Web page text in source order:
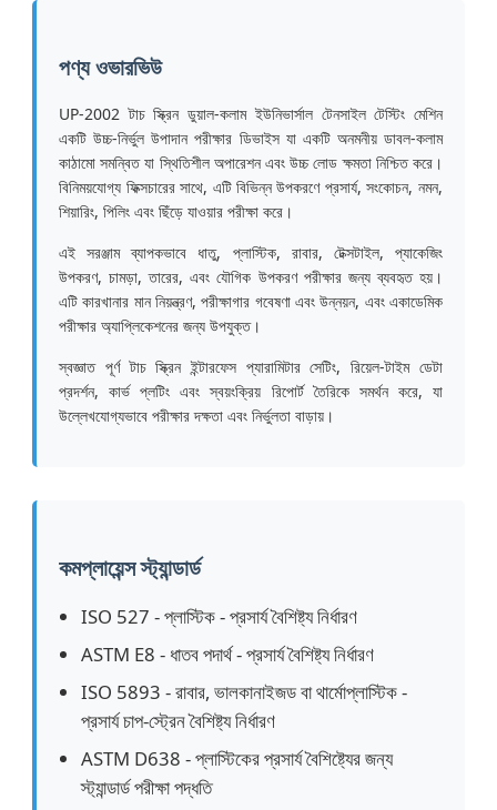
বাড়ি
আমাদের সম্পর্কে
কারখানা ভ্রমণ
উদ্ধৃতির জন্য আবেদন
ল্যাব টেস্টিং ইকুইপমেন্ট
এনভায়রনমেন্টাল টেস্ট চেম্বার
ইউনিভার্সাল টেস্টিং মেশিন
পণ্য ওভারভিউ
UP-2002 টাচ স্ক্রিন ডুয়াল-কলাম ইউনিভার্সাল টেনসাইল টেস্টিং মেশিন
একটি উচ্চ-নির্ভুল উপাদান পরীক্ষার ডিভাইস যা একটি অনমনীয় ডাবল-কলাম
কাঠামো সমন্বিত যা স্থিতিশীল অপারেশন এবং উচ্চ লোড ক্ষমতা নিশ্চিত করে।
বিনিময়যোগ্য ফিক্সচারের সাথে, এটি বিভিন্ন উপকরণে প্রসার্য, সংকোচন, নমন,
শিয়ারিং, পিলিং এবং ছিঁড়ে যাওয়ার পরীক্ষা করে।
এই সরঞ্জাম ব্যাপকভাবে ধাতু, প্লাস্টিক, রাবার, টেক্সটাইল, প্যাকেজিং
উপকরণ, চামড়া, তারের, এবং যৌগিক উপকরণ পরীক্ষার জন্য ব্যবহৃত হয়।
এটি কারখানার মান নিয়ন্ত্রণ, পরীক্ষাগার গবেষণা এবং উন্নয়ন, এবং একাডেমিক
পরীক্ষার অ্যাপ্লিকেশনের জন্য উপযুক্ত।
স্বজ্ঞাত পূর্ণ টাচ স্ক্রিন ইন্টারফেস প্যারামিটার সেটিং, রিয়েল-টাইম ডেটা
প্রদর্শন, কার্ভ প্লটিং এবং স্বয়ংক্রিয় রিপোর্ট তৈরিকে সমর্থন করে, যা
উল্লেখযোগ্যভাবে পরীক্ষার দক্ষতা এবং নির্ভুলতা বাড়ায়।
কমপ্লায়েন্স স্ট্যান্ডার্ড
ISO 527 - প্লাস্টিক - প্রসার্য বৈশিষ্ট্য নির্ধারণ
ASTM E8 - ধাতব পদার্থ - প্রসার্য বৈশিষ্ট্য নির্ধারণ
ISO 5893 - রাবার, ভালকানাইজড বা থার্মোপ্লাস্টিক -
প্রসার্য চাপ-স্ট্রেন বৈশিষ্ট্য নির্ধারণ
ASTM D638 - প্লাস্টিকের প্রসার্য বৈশিষ্ট্যের জন্য
স্ট্যান্ডার্ড পরীক্ষা পদ্ধতি